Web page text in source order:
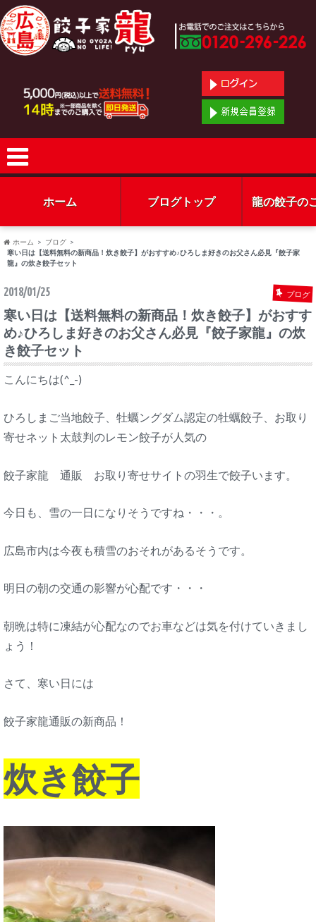
ホーム ブログトップ 龍の餃子の
ホーム
ブログ
寒い日は【送料無料の新商品！炊き餃子】がおすすめ♪ひろしま好きのお父さん必見『餃子家
龍』の炊き餃子セット
2018/01/25 ブログ
寒い日は【送料無料の新商品！炊き餃子】がおすす
め♪ひろしま好きのお父さん必見『餃子家龍』の炊
き餃子セット
こんにちは(^_-)
ひろしまご当地餃子、牡蠣ングダム認定の牡蠣餃子、お取り
寄せネット太鼓判のレモン餃子が人気の
餃子家龍 通販 お取り寄せサイトの羽生で餃子います。
今日も、雪の一日になりそうですね・・・。
広島市内は今夜も積雪のおそれがあるそうです。
明日の朝の交通の影響が心配です・・・
朝晩は特に凍結が心配なのでお車などは気を付けていきまし
ょう！
さて、寒い日には
餃子家龍通販の新商品！
炊き餃子